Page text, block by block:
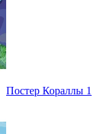
Постер Кораллы 1